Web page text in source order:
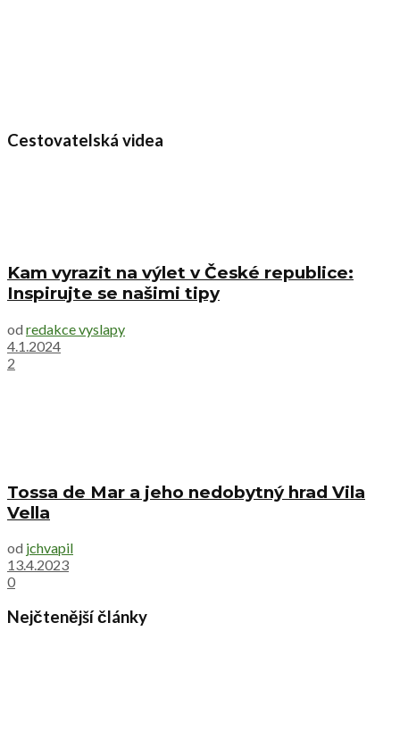
Cestovatelská videa
Kam vyrazit na výlet v České republice:
Inspirujte se našimi tipy
od redakce vyslapy
4.1.2024
2
Tossa de Mar a jeho nedobytný hrad Vila
Vella
od jchvapil
13.4.2023
0
Nejčtenější články